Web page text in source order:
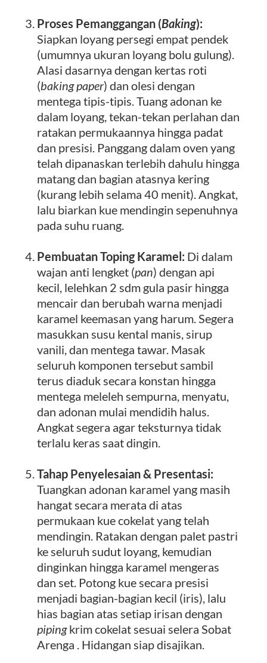
Proses Pemanggangan (Baking):
Siapkan loyang persegi empat pendek
(umumnya ukuran loyang bolu gulung).
Alasi dasarnya dengan kertas roti
(baking paper) dan olesi dengan
mentega tipis-tipis. Tuang adonan ke
dalam loyang, tekan-tekan perlahan dan
ratakan permukaannya hingga padat
dan presisi. Panggang dalam oven yang
telah dipanaskan terlebih dahulu hingga
matang dan bagian atasnya kering
(kurang lebih selama 40 menit). Angkat,
lalu biarkan kue mendingin sepenuhnya
pada suhu ruang.
Pembuatan Toping Karamel: Di dalam
wajan anti lengket (pan) dengan api
kecil, lelehkan 2 sdm gula pasir hingga
mencair dan berubah warna menjadi
karamel keemasan yang harum. Segera
masukkan susu kental manis, sirup
vanili, dan mentega tawar. Masak
seluruh komponen tersebut sambil
terus diaduk secara konstan hingga
mentega meleleh sempurna, menyatu,
dan adonan mulai mendidih halus.
Angkat segera agar teksturnya tidak
terlalu keras saat dingin.
Tahap Penyelesaian & Presentasi:
Tuangkan adonan karamel yang masih
hangat secara merata di atas
permukaan kue cokelat yang telah
mendingin. Ratakan dengan palet pastri
ke seluruh sudut loyang, kemudian
dinginkan hingga karamel mengeras
dan set. Potong kue secara presisi
menjadi bagian-bagian kecil (iris), lalu
hias bagian atas setiap irisan dengan
pipingkrim cokelat sesuai selera Sobat
Arenga . Hidangan siap disajikan.